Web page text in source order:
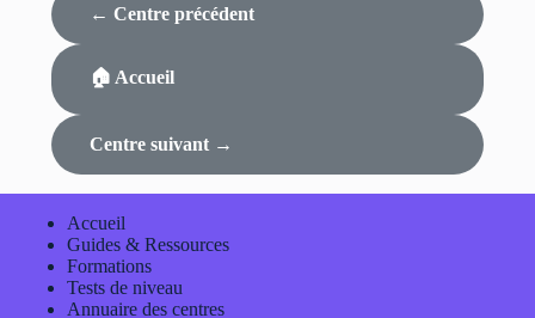
← Centre précédent
🏠 Accueil
Centre suivant →
Accueil
Guides & Ressources
Formations
Tests de niveau
Annuaire des centres